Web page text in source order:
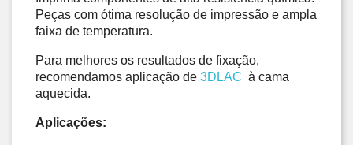
Peças com ótima resolução de impressão e ampla
faixa de temperatura.
Para melhores os resultados de fixação,
recomendamos aplicação de 3DLAC à cama
aquecida.
Aplicações: